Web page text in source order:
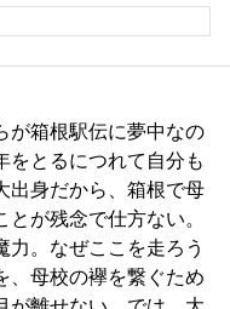
が箱根駅伝に夢中なの
をとるにつれて自分も
出身だから、箱根で母
が残念で仕方ない。
力。なぜここを走ろう
、母校の襷を繋ぐため